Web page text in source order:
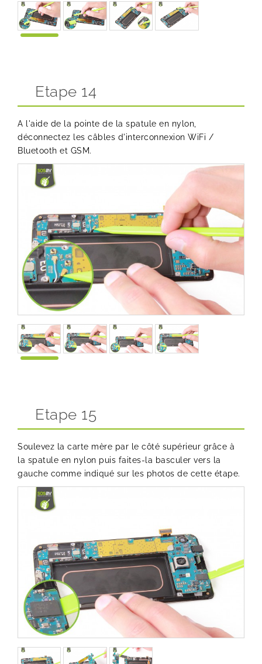
Etape 14
A l'aide de la pointe de la spatule en nylon,
déconnectez les câbles d'interconnexion WiFi /
Bluetooth et GSM.
Etape 15
Soulevez la carte mère par le côté supérieur grâce à
la spatule en nylon puis faites-la basculer vers la
gauche comme indiqué sur les photos de cette étape.